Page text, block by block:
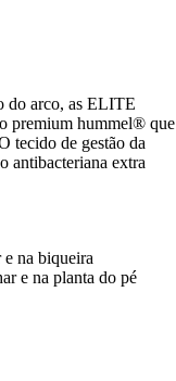
do arco, as ELITE
premium hummel® que
tecido de gestão da
antibacteriana extra
na biqueira
e na planta do pé